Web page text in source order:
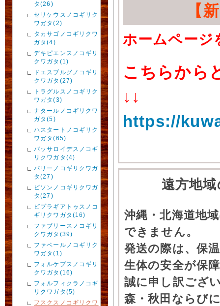
タ(26)
セリケウスノコギリク
ワガタ(2)
タカサゴノコギリクワ
ガタ(4)
デキピエンスノコギリ
クワガタ(1)
ドエスブルグノコギリ
クワガタ(27)
トラグルスノコギリク
ワガタ(3)
ナタールノコギリクワ
ガタ(5)
ハスタートノコギリク
ワガタ(65)
パッサロイデスノコギ
リクワガタ(4)
パリーノコギリクワガ
タ(27)
ビソンノコギリクワガ
タ(27)
ビプラギアトゥスノコ
ギリクワガタ(16)
ファブリースノコギリ
クワガタ(39)
ファベールノコギリク
ワガタ(1)
フォルケプスノコギリ
クワガタ(16)
フォルフィクラノコギ
リクワガタ(5)
フスクスノコギリクワ
【
ホームページ
こちらから
↓↓
https://
遠方地
沖縄・北海道地
できません。
発送の際は、保
生体の安全が保
誠に申し訳ござ
森・秋田ならび